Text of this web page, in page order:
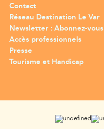
Contact
Réseau Destination Le Var
Newsletter : Abonnez-vous
Accès professionnels
Presse
Tourisme et Handicap